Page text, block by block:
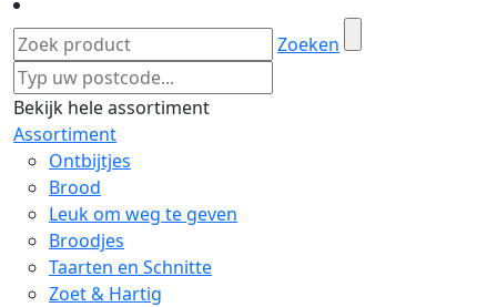
Zoeken
Bekijk hele assortiment
Assortiment
Ontbijtjes
Brood
Leuk om weg te geven
Broodjes
Taarten en Schnitte
Zoet & Hartig